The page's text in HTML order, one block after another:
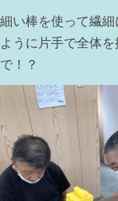
細い棒を使って繊
ように片手で全体
で！？